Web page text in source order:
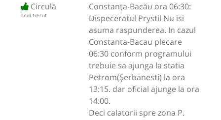
Circulă
anul trecut
Constanța-Bacău ora 06:30:
Dispeceratul Prystil Nu isi
asuma raspunderea. In cazul
Constanta-Bacau plecare
06:30 conform programului
trebuie sa ajunga la statia
Petrom(Șerbanesti) la ora
13:15. dar oficial ajunge la ora
14:00.
Deci calatorii spre zona P.